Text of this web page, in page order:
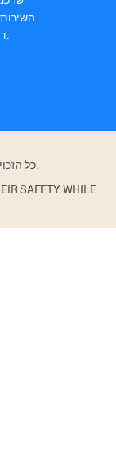
דת, ומקומות מגורים, על מנת לעזור להם למצוא את זיווגם.
© 2003-2026 כל הזכויות שמורות.
SAFETY WHILE